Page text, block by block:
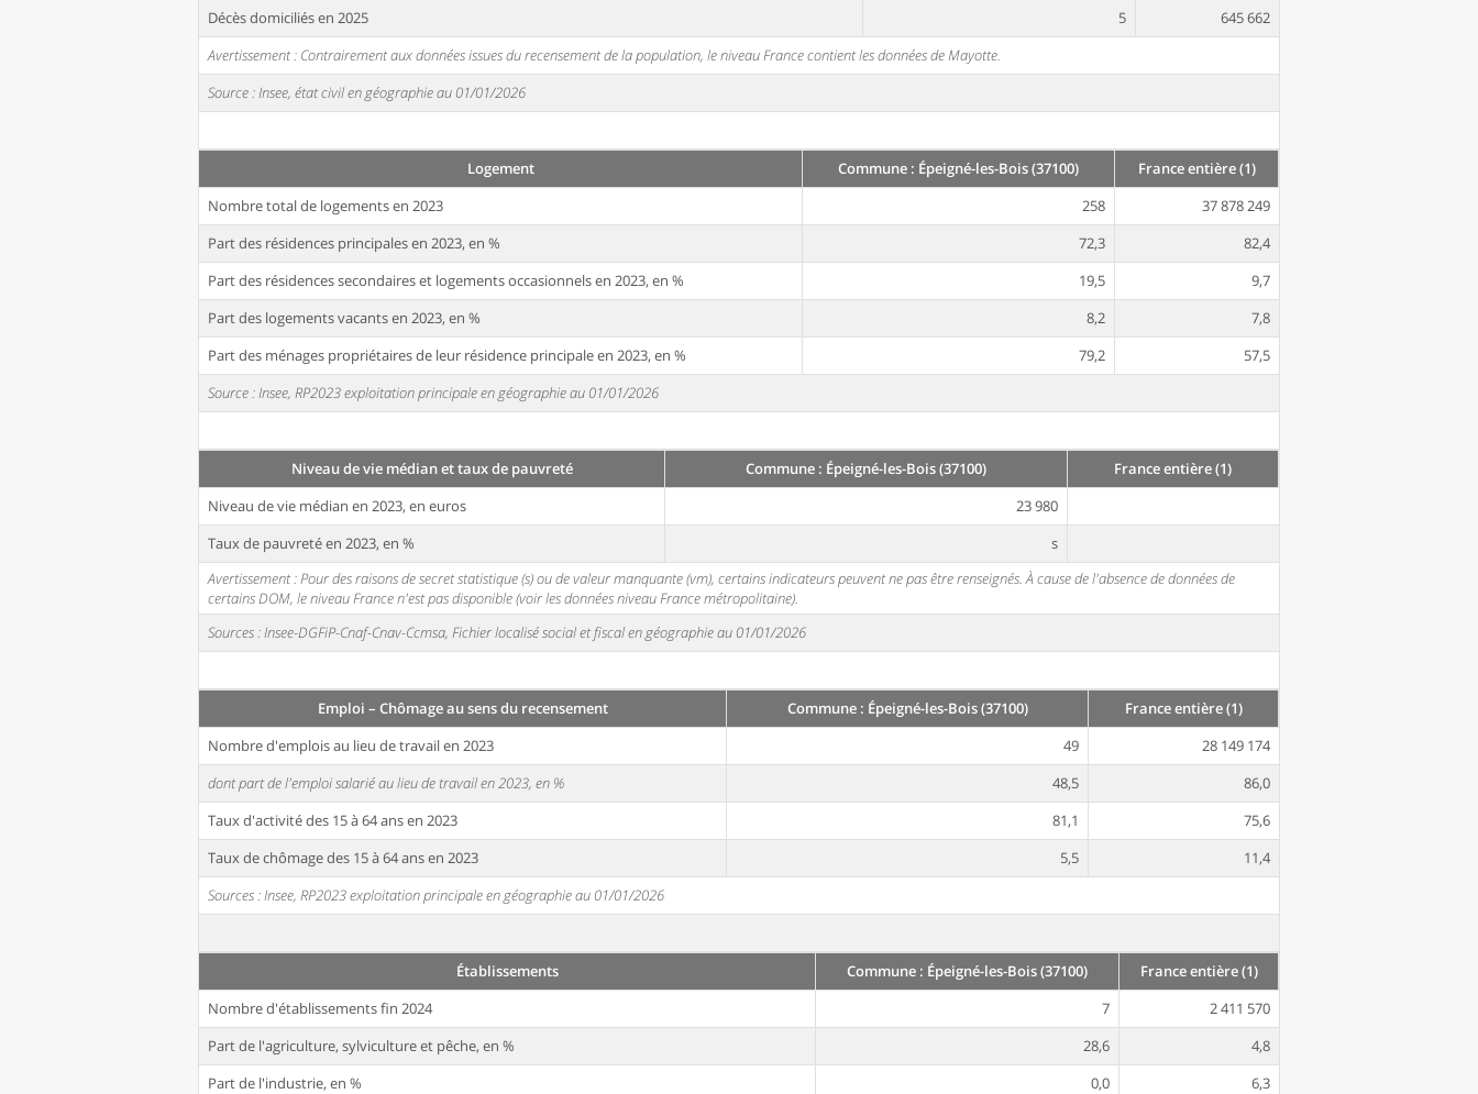
Décès domiciliés en 2025
5
645 662
Avertissement : Contrairement aux données issues du recensement de la population, le niveau France contient les données de Mayotte.
Source : Insee, état civil en géographie au 01/01/2026
Logement Commune : Épeigné-les-Bois (37100)
France entière (1)
Nombre total de logements en 2023
258
37 878 249
Part des résidences principales en 2023, en %
72,3
82,4
Part des résidences secondaires et logements occasionnels en 2023, en %
19,5
9,7
Part des logements vacants en 2023, en %
8,2
7,8
Part des ménages propriétaires de leur résidence principale en 2023, en %
79,2
57,5
Source : Insee, RP2023 exploitation principale en géographie au 01/01/2026
Niveau de vie médian et taux de pauvreté Commune : Épeigné-les-Bois (37100)
France entière (1)
Niveau de vie médian en 2023, en euros
23 980
Taux de pauvreté en 2023, en %
s
Avertissement : Pour des raisons de secret statistique (s) ou de valeur manquante (vm), certains indicateurs peuvent ne pas être renseignés. À cause de l'absence de données de
certains DOM, le niveau France n'est pas disponible (voir les données niveau France métropolitaine).
Sources : Insee-DGFiP-Cnaf-Cnav-Ccmsa, Fichier localisé social et fiscal en géographie au 01/01/2026
Emploi – Chômage au sens du recensement Commune : Épeigné-les-Bois (37100)
France entière (1)
Nombre d'emplois au lieu de travail en 2023
49
28 149 174
dont part de l'emploi salarié au lieu de travail en 2023, en %
48,5
86,0
Taux d'activité des 15 à 64 ans en 2023
81,1
75,6
Taux de chômage des 15 à 64 ans en 2023
5,5
11,4
Sources : Insee, RP2023 exploitation principale en géographie au 01/01/2026
Établissements Commune : Épeigné-les-Bois (37100)
France entière (1)
Nombre d'établissements fin 2024
7
2 411 570
Part de l'agriculture, sylviculture et pêche, en %
28,6
4,8
Part de l'industrie, en %
0,0
6,3